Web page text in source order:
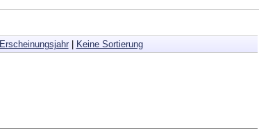
Erscheinungsjahr| Keine Sortierung